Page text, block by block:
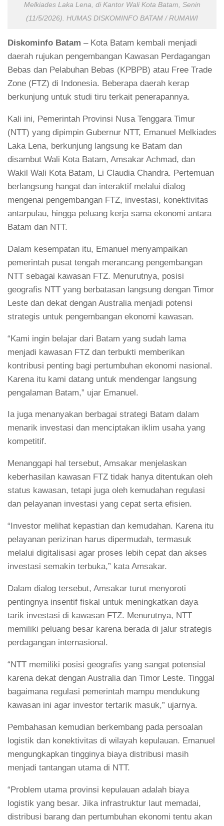
Melkiades Laka Lena, di Kantor Wali Kota Batam, Senin
(11/5/2026). HUMAS DISKOMINFO BATAM / RUMAWI
Diskominfo Batam – Kota Batam kembali menjadi
daerah rujukan pengembangan Kawasan Perdagangan
Bebas dan Pelabuhan Bebas (KPBPB) atau Free Trade
Zone (FTZ) di Indonesia. Beberapa daerah kerap
berkunjung untuk studi tiru terkait penerapannya.
Kali ini, Pemerintah Provinsi Nusa Tenggara Timur
(NTT) yang dipimpin Gubernur NTT, Emanuel Melkiades
Laka Lena, berkunjung langsung ke Batam dan
disambut Wali Kota Batam, Amsakar Achmad, dan
Wakil Wali Kota Batam, Li Claudia Chandra. Pertemuan
berlangsung hangat dan interaktif melalui dialog
mengenai pengembangan FTZ, investasi, konektivitas
antarpulau, hingga peluang kerja sama ekonomi antara
Batam dan NTT.
Dalam kesempatan itu, Emanuel menyampaikan
pemerintah pusat tengah merancang pengembangan
NTT sebagai kawasan FTZ. Menurutnya, posisi
geografis NTT yang berbatasan langsung dengan Timor
Leste dan dekat dengan Australia menjadi potensi
strategis untuk pengembangan ekonomi kawasan.
“Kami ingin belajar dari Batam yang sudah lama
menjadi kawasan FTZ dan terbukti memberikan
kontribusi penting bagi pertumbuhan ekonomi nasional.
Karena itu kami datang untuk mendengar langsung
pengalaman Batam,” ujar Emanuel.
Ia juga menanyakan berbagai strategi Batam dalam
menarik investasi dan menciptakan iklim usaha yang
kompetitif.
Menanggapi hal tersebut, Amsakar menjelaskan
keberhasilan kawasan FTZ tidak hanya ditentukan oleh
status kawasan, tetapi juga oleh kemudahan regulasi
dan pelayanan investasi yang cepat serta efisien.
“Investor melihat kepastian dan kemudahan. Karena itu
pelayanan perizinan harus dipermudah, termasuk
melalui digitalisasi agar proses lebih cepat dan akses
investasi semakin terbuka,” kata Amsakar.
Dalam dialog tersebut, Amsakar turut menyoroti
pentingnya insentif fiskal untuk meningkatkan daya
tarik investasi di kawasan FTZ. Menurutnya, NTT
memiliki peluang besar karena berada di jalur strategis
perdagangan internasional.
“NTT memiliki posisi geografis yang sangat potensial
karena dekat dengan Australia dan Timor Leste. Tinggal
bagaimana regulasi pemerintah mampu mendukung
kawasan ini agar investor tertarik masuk,” ujarnya.
Pembahasan kemudian berkembang pada persoalan
logistik dan konektivitas di wilayah kepulauan. Emanuel
mengungkapkan tingginya biaya distribusi masih
menjadi tantangan utama di NTT.
“Problem utama provinsi kepulauan adalah biaya
logistik yang besar. Jika infrastruktur laut memadai,
distribusi barang dan pertumbuhan ekonomi tentu akan